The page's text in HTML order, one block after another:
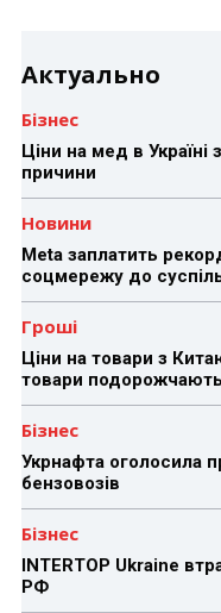
Актуально
Бізнес
Ціни на мед в Україні
причини
Новини
Meta заплатить
соцмережу до
Гроші
Ціни на товари з
товари подорожчають
Бізнес
Укрнафта оголосила
бензовозів
Бізнес
INTERTOP Ukraine
РФ